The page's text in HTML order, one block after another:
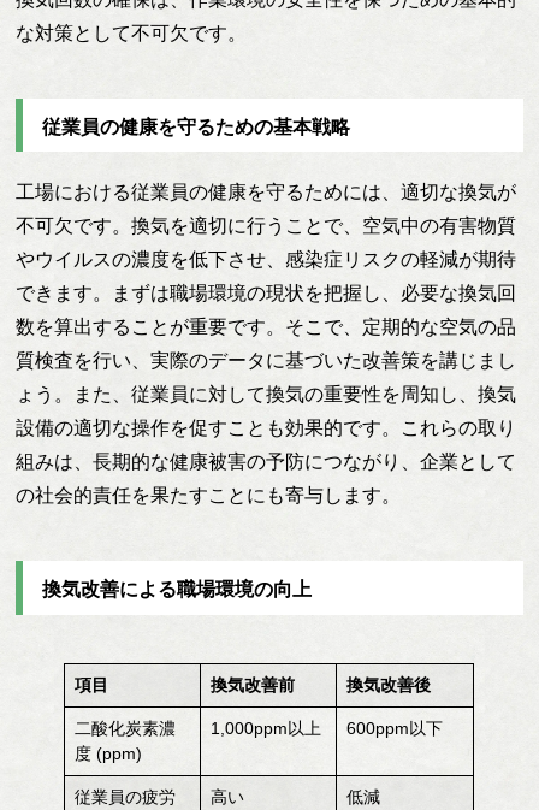
な対策として不可欠です。
従業員の健康を守るための基本戦略
工場における従業員の健康を守るためには、適切な換気が
不可欠です。換気を適切に行うことで、空気中の有害物質
やウイルスの濃度を低下させ、感染症リスクの軽減が期待
できます。まずは職場環境の現状を把握し、必要な換気回
数を算出することが重要です。そこで、定期的な空気の品
質検査を行い、実際のデータに基づいた改善策を講じまし
ょう。また、従業員に対して換気の重要性を周知し、換気
設備の適切な操作を促すことも効果的です。これらの取り
組みは、長期的な健康被害の予防につながり、企業として
の社会的責任を果たすことにも寄与します。
換気改善による職場環境の向上
項目 換気改善前 換気改善後
二酸化炭素濃
度 (ppm)
1,000ppm以上 600ppm以下
従業員の疲労
高い 低減